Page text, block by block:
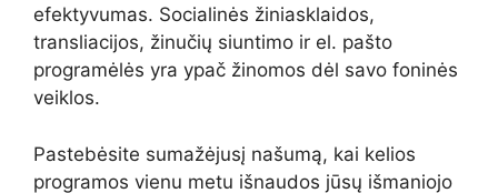
efektyvumas. Socialinės žiniasklaidos,
transliacijos, žinučių siuntimo ir el. pašto
programėlės yra ypač žinomos dėl savo foninės
veiklos.
Pastebėsite sumažėjusį našumą, kai kelios
programos vienu metu išnaudos jūsų išmaniojo